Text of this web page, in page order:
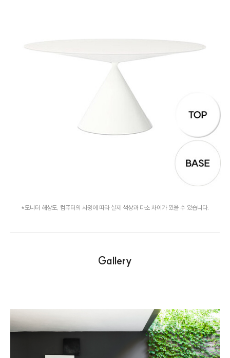
*모니터 해상도, 컴퓨터의 사양에 따라 실제 색상과 다소 차이가 있을 수 있습니다.
Gallery